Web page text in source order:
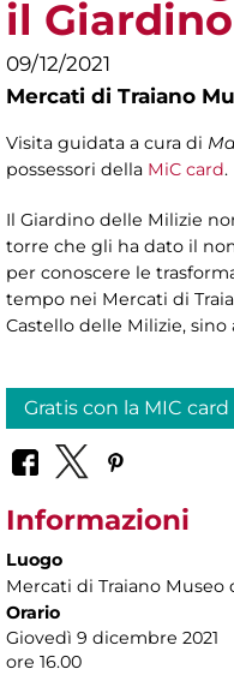
il
09/12/2021
Mercati di Traiano
Visita guidata a cura di
possessori della MiC card.
Il Giardino delle Milizie
torre che gli ha dato il
per conoscere le
tempo nei Mercati di
Castello delle Milizie,
Gratis con la MIC card
Informazioni
Luogo
Mercati di Traiano Museo
Orario
Giovedì 9 dicembre 2021
ore 16.00